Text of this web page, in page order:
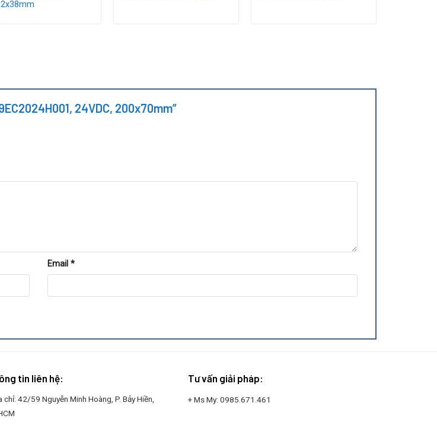
24VDC, 200x70mm”
Email *
tin liên hệ:
chỉ: 42/59 Nguyễn Minh Hoàng, P. Bảy Hiền,
Tư vấn giải pháp:
+ Ms My: 0985.671.461